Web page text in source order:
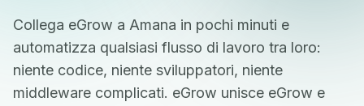
Collega eGrow a Amana in pochi minuti e
automatizza qualsiasi flusso di lavoro tra loro:
niente codice, niente sviluppatori, niente
middleware complicati. eGrow unisce eGrow e